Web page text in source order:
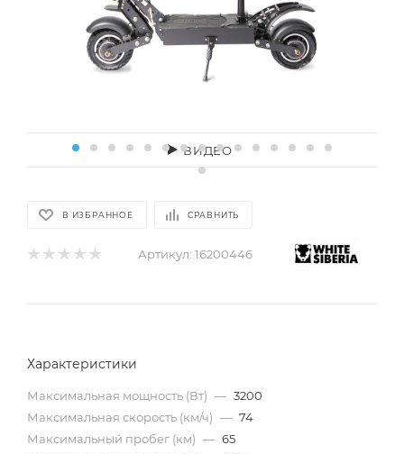
ВИДЕО
В ИЗБРАННОЕ СРАВНИТЬ
Артикул: 16200446
Характеристики
Максимальная мощность (Вт) — 3200
Максимальная скорость (км/ч) — 74
Максимальный пробег (км) — 65